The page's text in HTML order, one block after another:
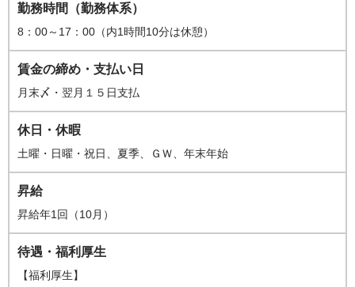
勤務時間（勤務体系）
8：00～17：00（内1時間10分は休憩）
賃金の締め・支払い日
月末〆・翌月１５日支払
休日・休暇
土曜・日曜・祝日、夏季、ＧＷ、年末年始
昇給
昇給年1回（10月）
待遇・福利厚生
【福利厚生】